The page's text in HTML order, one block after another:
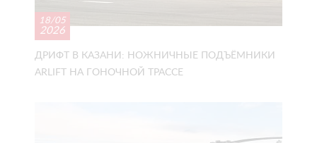
18/05
2026
ДРИФТ В КАЗАНИ: НОЖНИЧНЫЕ ПОДЪЁМНИКИ
ARLIFT НА ГОНОЧНОЙ ТРАССЕ